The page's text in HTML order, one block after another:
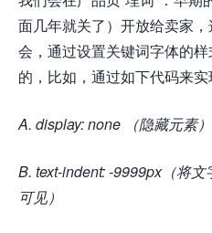
面几年就关了）开放给卖家
会，通过设置关键词字体的
的，比如，通过如下代码来实
A. display: none （隐藏元素）
B. text-indent: -9999px（将
可见）